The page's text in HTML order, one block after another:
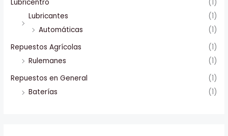
Lubricentro
(1)
Lubricantes
(1)
Automáticas
(1)
Repuestos Agrícolas
(1)
Rulemanes
(1)
Repuestos en General
(1)
Baterías
(1)